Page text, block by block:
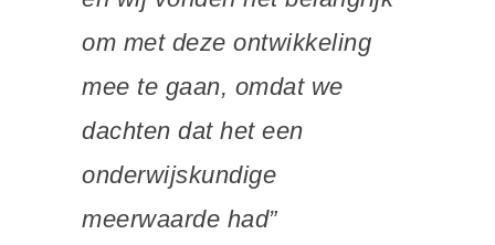
om met deze ontwikkeling
mee te gaan, omdat we
dachten dat het een
onderwijskundige
meerwaarde had”